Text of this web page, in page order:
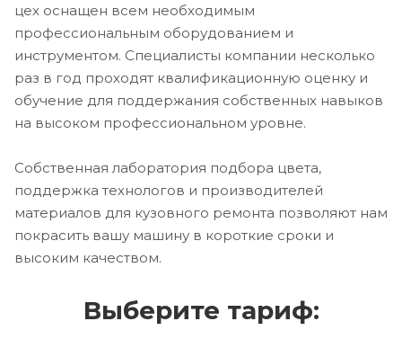
цех оснащен всем необходимым
профессиональным оборудованием и
инструментом. Специалисты компании несколько
раз в год проходят квалификационную оценку и
обучение для поддержания собственных навыков
на высоком профессиональном уровне.
Собственная лаборатория подбора цвета,
поддержка технологов и производителей
материалов для кузовного ремонта позволяют нам
покрасить вашу машину в короткие сроки и
высоким качеством.
Выберите тариф: